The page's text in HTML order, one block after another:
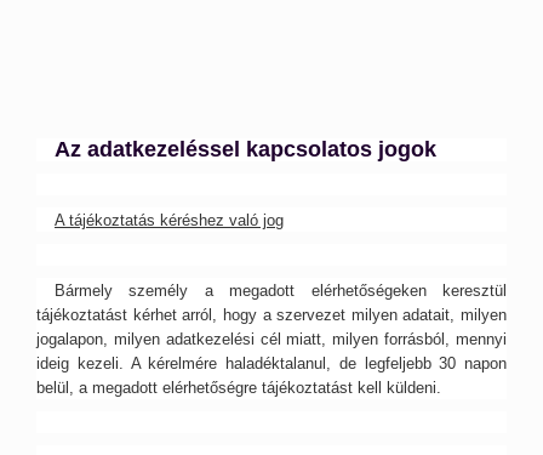
Az adatkezeléssel kapcsolatos jogok
A tájékoztatás kéréshez való jog
Bármely személy a megadott elérhetőségeken keresztül
tájékoztatást kérhet arról, hogy a szervezet milyen adatait, milyen
jogalapon, milyen adatkezelési cél miatt, milyen forrásból, mennyi
ideig kezeli. A kérelmére haladéktalanul, de legfeljebb 30 napon
belül, a megadott elérhetőségre tájékoztatást kell küldeni.